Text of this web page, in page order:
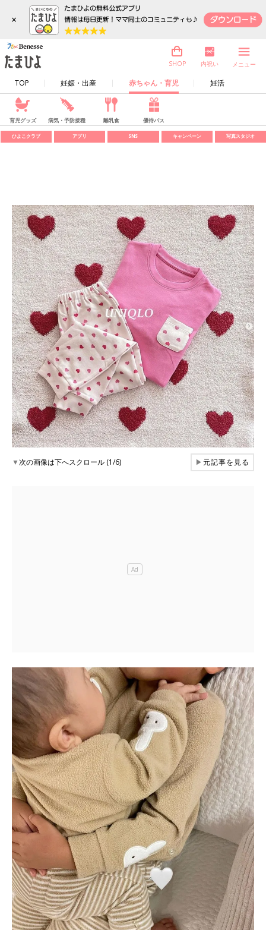
×
TOP 妊娠・出産 赤ちゃん・育児 妊活
SHOP 内祝い メニュー
育児グッズ 病気・予防接種 離乳食 優待パス
ひよこクラブ アプリ SNS キャンペーン 写真スタジオ
▼次の画像は下へスクロール (1/6) ▶元記事を見る